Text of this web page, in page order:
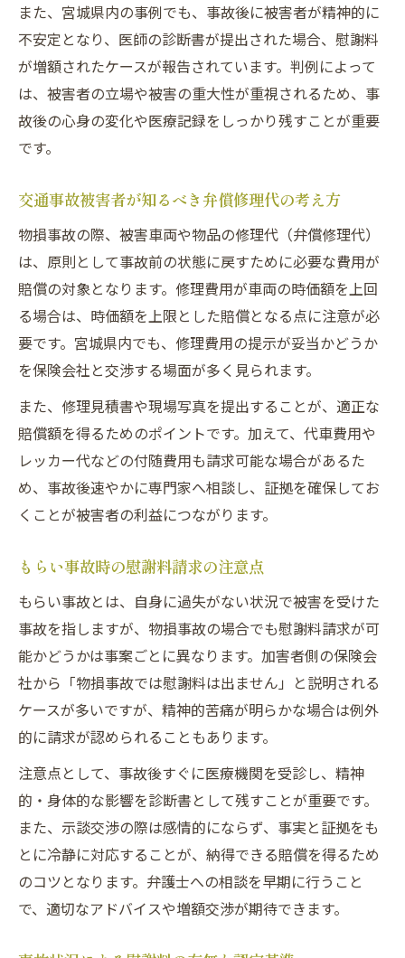
求
交通事故後の証拠不十分でもできる行動
証拠なしで弁護士に相談する際のポイント
弁護士基準と保険基準の慰謝料の違い
弁護士基準による慰謝料増額の仕組み
交通事故の慰謝料計算方法を比較解説
慰謝料請求で基準選択が重要な理由
また、宮城県内の事例でも、事故後に被害者が精神的に
不安定となり、医師の診断書が提出された場合、慰謝料
が増額されたケースが報告されています。判例によって
は、被害者の立場や被害の重大性が重視されるため、事
故後の心身の変化や医療記録をしっかり残すことが重要
です。
交通事故被害者が知るべき弁償修理代の考え方
物損事故の際、被害車両や物品の修理代（弁償修理代）
は、原則として事故前の状態に戻すために必要な費用が
賠償の対象となります。修理費用が車両の時価額を上回
る場合は、時価額を上限とした賠償となる点に注意が必
要です。宮城県内でも、修理費用の提示が妥当かどうか
を保険会社と交渉する場面が多く見られます。
また、修理見積書や現場写真を提出することが、適正な
賠償額を得るためのポイントです。加えて、代車費用や
レッカー代などの付随費用も請求可能な場合があるた
め、事故後速やかに専門家へ相談し、証拠を確保してお
くことが被害者の利益につながります。
もらい事故時の慰謝料請求の注意点
もらい事故とは、自身に過失がない状況で被害を受けた
事故を指しますが、物損事故の場合でも慰謝料請求が可
能かどうかは事案ごとに異なります。加害者側の保険会
社から「物損事故では慰謝料は出ません」と説明される
ケースが多いですが、精神的苦痛が明らかな場合は例外
的に請求が認められることもあります。
注意点として、事故後すぐに医療機関を受診し、精神
的・身体的な影響を診断書として残すことが重要です。
また、示談交渉の際は感情的にならず、事実と証拠をも
とに冷静に対応することが、納得できる賠償を得るため
のコツとなります。弁護士への相談を早期に行うこと
で、適切なアドバイスや増額交渉が期待できます。